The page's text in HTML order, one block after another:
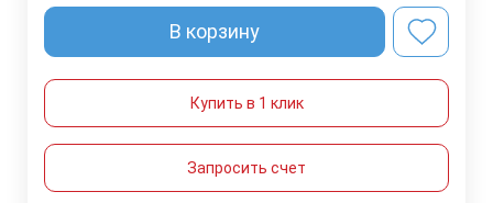
В корзину
Купить в 1 клик
Запросить счет